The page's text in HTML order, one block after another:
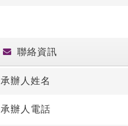
聯絡資訊
承辦人姓名
承辦人電話